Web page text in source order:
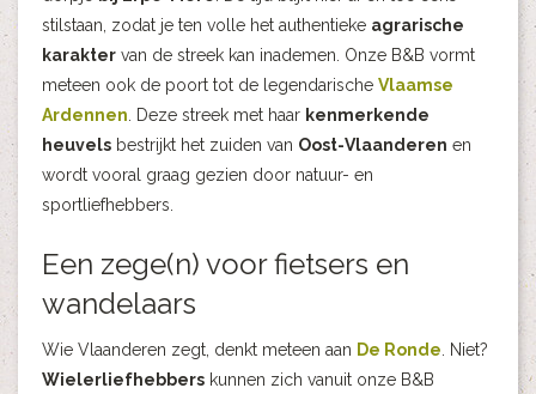
stilstaan, zodat je ten volle het authentieke agrarische
karakter van de streek kan inademen. Onze B&B vormt
meteen ook de poort tot de legendarische Vlaamse
Ardennen. Deze streek met haar kenmerkende
heuvels bestrijkt het zuiden van Oost-Vlaanderen en
wordt vooral graag gezien door natuur- en
sportliefhebbers.
Een zege(n) voor fietsers en
wandelaars
Wie Vlaanderen zegt, denkt meteen aan De Ronde. Niet?
Wielerliefhebbers kunnen zich vanuit onze B&B